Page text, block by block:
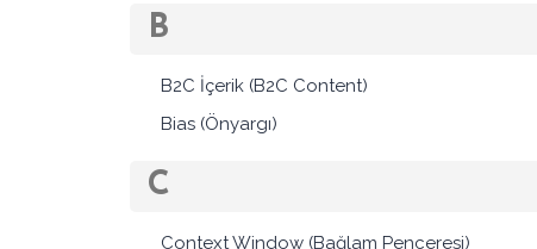
B
B2C İçerik (B2C Content)
Bias (Önyargı)
C
Context Window (Bağlam Penceresi)